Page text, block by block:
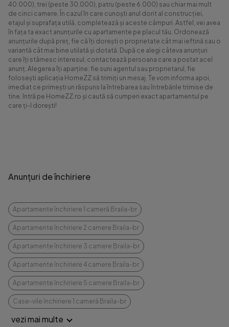
40.000), trei (peste 30.000), patru (peste 6.000) sau chiar mai mult
de cinci camere. În cazul în care cunoști anul dorit al construcției,
etajul și suprafața utilă, completează și aceste câmpuri. Astfel, vei avea
în fața ta exact anunțurile cu apartamente pe placul tău. Ordonează
anunțurile după preț, fie că îți dorești o proprietate cât mai ieftină sau o
variantă cât mai bine utilată și dotată. După ce alegi câteva anunțuri
care îți stârnesc interesul, contactează persoana care a postat acel
anunț. Alegerea îți aparține: fie suni agentul sau proprietarul, fie
folosești aplicația HomeZZ să trimiți un mesaj. Te vom informa apoi,
imediat ce primești un răspuns la întrebarea sau întrebările trimise de
tine. Intră pe HomeZZ.ro și caută să cumperi exact apartamentul pe
care ți-l dorești!
Anunțuri de închiriere
Apartamente închiriere 1 cameră Braila-br
Apartamente închiriere 2 camere Braila-br
Apartamente închiriere 3 camere Braila-br
Apartamente închiriere 4 camere Braila-br
Apartamente închiriere 5 camere Braila-br
Case-vile închiriere 1 cameră Braila-br
vezi mai multe